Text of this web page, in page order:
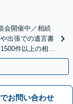
会開催中／相続
出張での遺言書
件以上の相談
お問い合わせ